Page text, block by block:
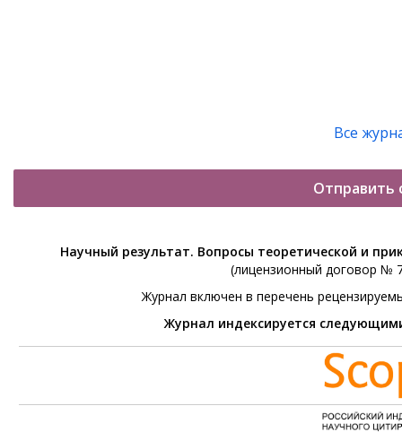
Все
Отправить
Научный результат. Вопросы теоретической и
(лицензионный договор №
Журнал включен в перечень
Журнал индексируется